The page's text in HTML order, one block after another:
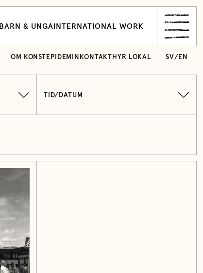
BARN & UNGA INTERNATIONAL WORK
OM KONSTEPIDEMIN KONTAKT HYR LOKAL SV/ EN
TID/DATUM